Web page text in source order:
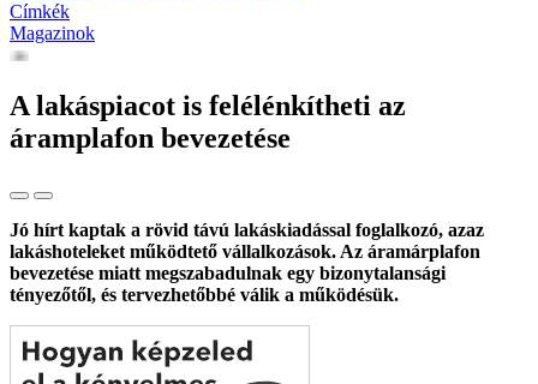
Címkék
Magazinok
A lakáspiacot is felélénkítheti az
áramplafon bevezetése
Jó hírt kaptak a rövid távú lakáskiadással foglalkozó, azaz
lakáshoteleket működtető vállalkozások. Az áramárplafon
bevezetése miatt megszabadulnak egy bizonytalansági
tényezőtől, és tervezhetőbbé válik a működésük.